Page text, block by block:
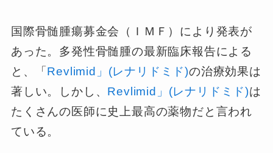
国際骨髄腫瘍募金会（ＩＭＦ）により発表が
あった。多発性骨髄腫の最新臨床報告による
と、「 Revlimid」(レナリドミド)の治療効果は
著しい。しかし、 Revlimid」(レナリドミド)は
たくさんの医師に史上最高の薬物だと言われ
ている。